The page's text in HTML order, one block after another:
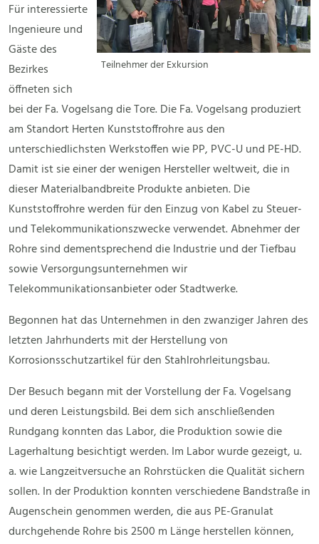
Teilnehmer der Exkursion
Für interessierte
Ingenieure und
Gäste des
Bezirkes
öffneten sich
bei der Fa. Vogelsang die Tore. Die Fa. Vogelsang produziert
am Standort Herten Kunststoffrohre aus den
unterschiedlichsten Werkstoffen wie PP, PVC-U und PE-HD.
Damit ist sie einer der wenigen Hersteller weltweit, die in
dieser Materialbandbreite Produkte anbieten. Die
Kunststoffrohre werden für den Einzug von Kabel zu Steuer-
und Telekommunikationszwecke verwendet. Abnehmer der
Rohre sind dementsprechend die Industrie und der Tiefbau
sowie Versorgungsunternehmen wir
Telekommunikationsanbieter oder Stadtwerke.
Begonnen hat das Unternehmen in den zwanziger Jahren des
letzten Jahrhunderts mit der Herstellung von
Korrosionsschutzartikel für den Stahlrohrleitungsbau.
Der Besuch begann mit der Vorstellung der Fa. Vogelsang
und deren Leistungsbild. Bei dem sich anschließenden
Rundgang konnten das Labor, die Produktion sowie die
Lagerhaltung besichtigt werden. Im Labor wurde gezeigt, u.
a. wie Langzeitversuche an Rohrstücken die Qualität sichern
sollen. In der Produktion konnten verschiedene Bandstraße in
Augenschein genommen werden, die aus PE-Granulat
durchgehende Rohre bis 2500 m Länge herstellen können,